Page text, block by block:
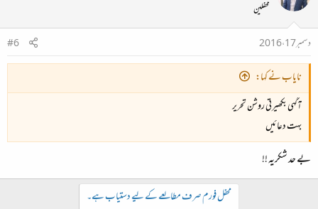
محفلین
دسمبر 17، 2016
#6
نایاب نے کہا:
آگہی بکھیرتی روشن تحریر
بہت دعائیں
بے حد شکریہ !!
محفل فورم صرف مطالعے کے لیے دستیاب ہے۔